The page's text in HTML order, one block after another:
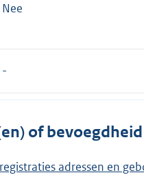
Nee
of
adressen en